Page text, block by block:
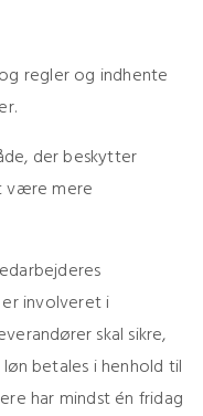
regler og indhente
der beskytter
være mere
involveret i
skal sikre,
betales i henhold til
har mindst én fridag